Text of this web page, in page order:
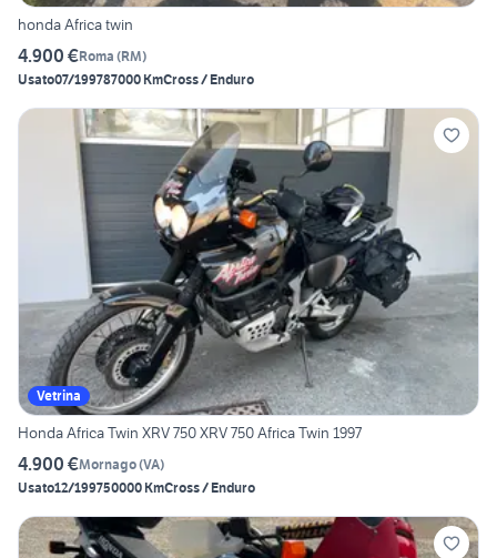
honda Africa twin
4.900 €Roma (RM)
Usato07/199787000 KmCross / Enduro
Vetrina
Honda Africa Twin XRV 750 XRV 750 Africa Twin 1997
4.900 €Mornago(VA)
Usato12/199750000 KmCross / Enduro